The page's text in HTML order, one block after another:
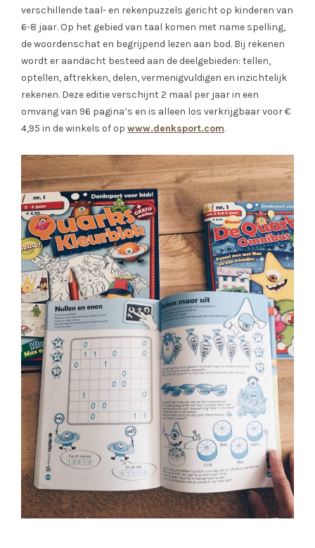
verschillende taal- en rekenpuzzels gericht op kinderen van
6-8 jaar. Op het gebied van taal komen met name spelling,
de woordenschat en begrijpend lezen aan bod. Bij rekenen
wordt er aandacht besteed aan de deelgebieden: tellen,
optellen, aftrekken, delen, vermenigvuldigen en inzichtelijk
rekenen. Deze editie verschijnt 2 maal per jaar in een
omvang van 96 pagina’s en is alleen los verkrijgbaar voor €
4,95 in de winkels of op www.denksport.com.